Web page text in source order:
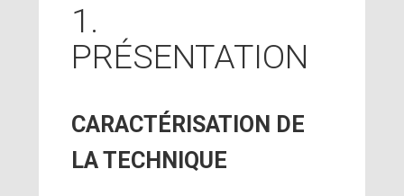
1.
PRÉSENTATION
CARACTÉRISATION DE
LA TECHNIQUE